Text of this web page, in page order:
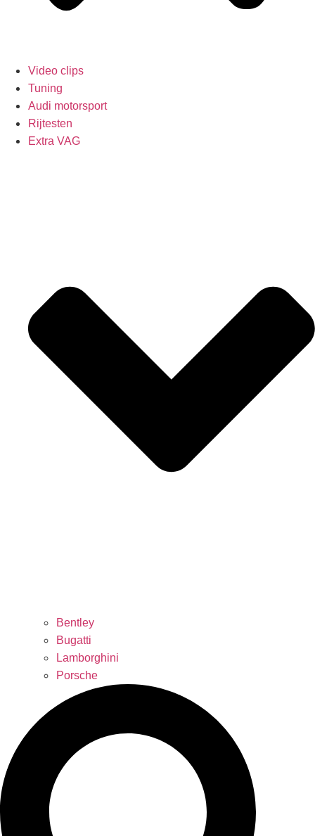
Video clips
Tuning
Audi motorsport
Rijtesten
Extra VAG
Bentley
Bugatti
Lamborghini
Porsche